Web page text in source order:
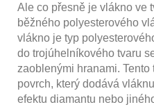
Ale co přesně je vlákno ve
běžného polyesterového
vlákno je typ
do trojúhelníkového tvaru
zaoblenými hranami.
povrch, který dodává
efektu diamantu nebo